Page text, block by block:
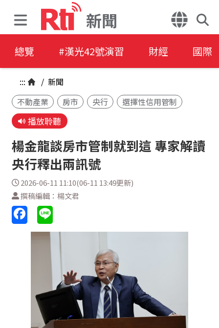
新聞
總覽 #漢光42號演習 財經 國際
::: / 新聞
不動產業
房市 央行 選擇性信用管制
播放聆聽
楊金龍談房市管制就到這 專家解讀
央行釋出兩訊號
2026-06-11 11:10(06-11 13:49更新)
撰稿編輯：楊文君